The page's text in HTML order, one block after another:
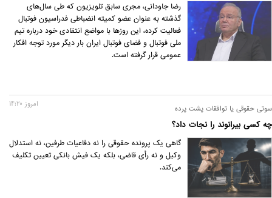
رضا جاودانی، مجری سابق تلویزیون که طی سال‌های
گذشته به عنوان عضو کمیته انضباطی فدراسیون فوتبال
فعالیت کرده، این روزها با مواضع انتقادی خود درباره تیم
ملی فوتبال و فضای فوتبال ایران بار دیگر مورد توجه افکار
عمومی قرار گرفته است.
سوتی حقوقی یا توافقات پشت پرده
چه کسی بیرانوند را نجات داد؟
امروز 14:20
گاهی یک پرونده حقوقی را نه دفاعیات طرفین، نه استدلال
وکیل و نه رأی قاضی، بلکه یک فیش بانکی تعیین تکلیف
می‌کند.